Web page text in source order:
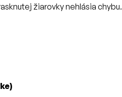
žiarovky nehlásia chybu.